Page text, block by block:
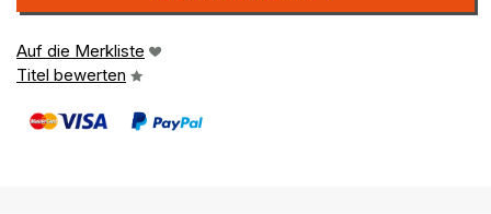
Auf die Merkliste
Titel bewerten